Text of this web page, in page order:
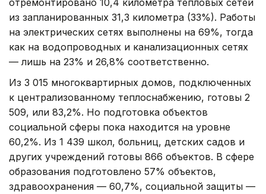
из запланированных 31,3 километра (33%). Работы
на электрических сетях выполнены на 69%, тогда
как на водопроводных и канализационных сетях
— лишь на 23% и 26,8% соответственно.
Из 3 015 многоквартирных домов, подключенных
к централизованному теплоснабжению, готовы 2
509, или 83,2%. Но подготовка объектов
социальной сферы пока находится на уровне
60,2%. Из 1 439 школ, больниц, детских садов и
других учреждений готовы 866 объектов. В сфере
образования подготовлено 57% объектов,
здравоохранения — 60,7%, социальной защиты —